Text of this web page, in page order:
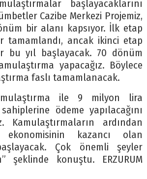
başlayacaklarını
Cazibe Merkezi Projemiz,
bir alanı kapsıyor. İlk etap
tamamlandı, ancak ikinci etap
bu yıl başlayacak. 70 dönüm
yapacağız. Böylece
faslı tamamlanacak.
ile 9 milyon lira
ödeme yapılacağını
Kamulaştırmaların ardından
kazancı olan
Çok önemli şeyler
şeklinde konuştu. ERZURUM